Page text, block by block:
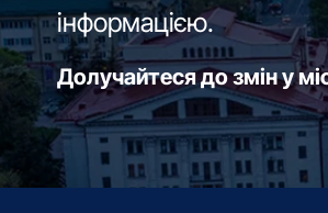
інформацією.
Долучайтеся до змін у